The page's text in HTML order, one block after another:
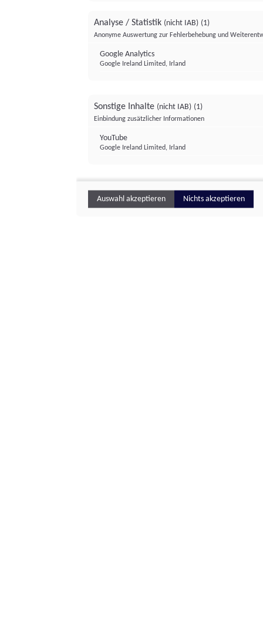
Analyse / Statistik (nicht IAB) (1)
Anonyme Auswertung zur Fehlerbehebung und
Google Analytics
Google Ireland Limited, Irland
Sonstige Inhalte (nicht IAB) (1)
Einbindung zusätzlicher Informationen
YouTube
Google Ireland Limited, Irland
Auswahl akzeptieren Nichts akzeptieren